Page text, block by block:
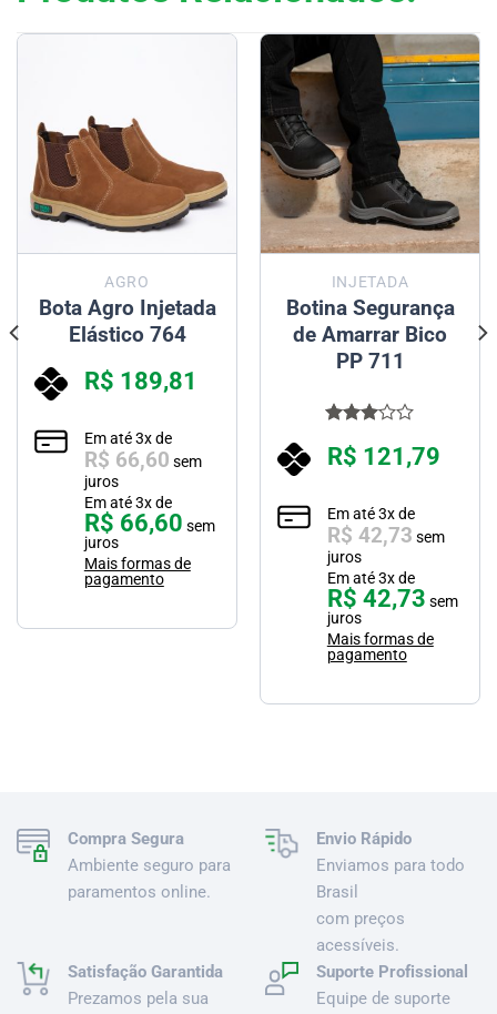
AGRO
Bota Agro Injetada
Elástico 764
R$ 189,81
Em até3x de
R$ 66,60 sem
juros
Em até3x de
R$ 66,60 sem
juros
Mais formas de
pagamento
INJETADA
Botina Segurança
de Amarrar Bico
PP 711
3.00
R$ 121,79
Em até3x de
R$ 42,73 sem
juros
Em até3x de
R$ 42,73 sem
juros
Mais formas de
pagamento
Compra Segura
Ambiente seguro para
paramentos online.
Envio Rápido
Enviamos para todo
Brasil
com preços
acessíveis.
Satisfação Garantida
Prezamos pela sua
Suporte Profissional
Equipe de suporte